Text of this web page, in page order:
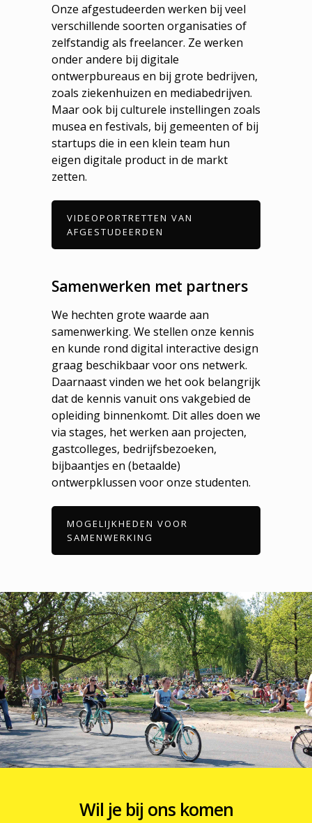
Onze afgestudeerden werken bij veel
verschillende soorten organisaties of
zelfstandig als freelancer. Ze werken
onder andere bij digitale
ontwerpbureaus en bij grote bedrijven,
zoals ziekenhuizen en mediabedrijven.
Maar ook bij culturele instellingen zoals
musea en festivals, bij gemeenten of bij
startups die in een klein team hun
eigen digitale product in de markt
zetten.
VIDEOPORTRETTEN VAN
AFGESTUDEERDEN
Samenwerken met partners
We hechten grote waarde aan
samenwerking. We stellen onze kennis
en kunde rond digital interactive design
graag beschikbaar voor ons netwerk.
Daarnaast vinden we het ook belangrijk
dat de kennis vanuit ons vakgebied de
opleiding binnenkomt. Dit alles doen we
via stages, het werken aan projecten,
gastcolleges, bedrijfsbezoeken,
bijbaantjes en (betaalde)
ontwerpklussen voor onze studenten.
MOGELIJKHEDEN VOOR
SAMENWERKING
Wil je bij ons komen